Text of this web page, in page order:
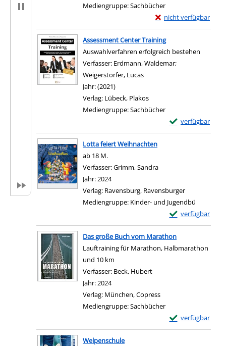
Mediengruppe:Sachbücher
nicht verfügbar
Exemplar-Details von
Zum Download von
Assessment Center Training
Auswahlverfahren erfolgreich bestehen
Verfasser: Erdmann, Waldemar;
Weigerstorfer, Lucas
Jahr:(2021)
Verlag: Lübeck, Plakos
Mediengruppe:Sachbücher
verfügbar
Exemplar-Details
Zum Download
Lotta feiert Weihnachten
ab 18 M.
Verfasser:Grimm, Sandra
Jahr:2024
Verlag: Ravensburg, Ravensburger
Mediengruppe: Kinder- und Jugendbü
verfügbar
Exemplar-
Zum Download
Das große Buch vom Marathon
Lauftraining für Marathon, Halbmarathon
und 10 km
Verfasser: Beck, Hubert
Jahr:2024
Verlag: München, Copress
Mediengruppe:Sachbücher
verfügbar
Exemplar-
Zum Download
Welpenschule